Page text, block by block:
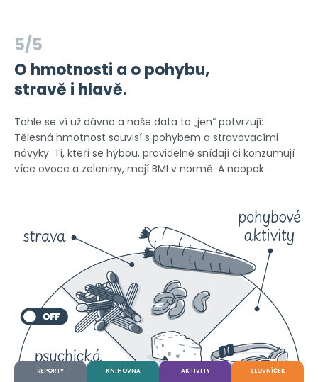
5/5
O hmotnosti a o pohybu,
stravě i hlavě.
Tohle se ví už dávno a naše data to „jen“ potvrzují:
Tělesná hmotnost souvisí s pohybem a stravovacími
návyky. Ti, kteří se hýbou, pravidelně snídají či konzumují
více ovoce a zeleniny, mají BMI v normě. A naopak.
REPORTY KNIHOVNA AKTIVITY SLOVNÍČEK